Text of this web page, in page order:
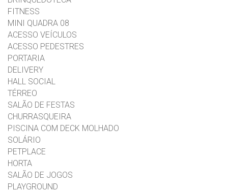
FITNESS
MINI QUADRA 08
ACESSO VEÍCULOS
ACESSO PEDESTRES
PORTARIA
DELIVERY
HALL SOCIAL
TÉRREO
SALÃO DE FESTAS
CHURRASQUEIRA
PISCINA COM DECK MOLHADO
SOLÁRIO
PETPLACE
HORTA
SALÃO DE JOGOS
PLAYGROUND